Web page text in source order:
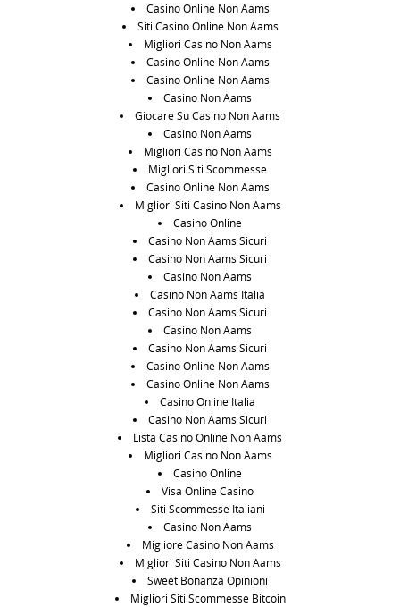
Casino Online Non Aams
Siti Casino Online Non Aams
Migliori Casino Non Aams
Casino Online Non Aams
Casino Online Non Aams
Casino Non Aams
Giocare Su Casino Non Aams
Casino Non Aams
Migliori Casino Non Aams
Migliori Siti Scommesse
Casino Online Non Aams
Migliori Siti Casino Non Aams
Casino Online
Casino Non Aams Sicuri
Casino Non Aams Sicuri
Casino Non Aams
Casino Non Aams Italia
Casino Non Aams Sicuri
Casino Non Aams
Casino Non Aams Sicuri
Casino Online Non Aams
Casino Online Non Aams
Casino Online Italia
Casino Non Aams Sicuri
Lista Casino Online Non Aams
Migliori Casino Non Aams
Casino Online
Visa Online Casino
Siti Scommesse Italiani
Casino Non Aams
Migliore Casino Non Aams
Migliori Siti Casino Non Aams
Sweet Bonanza Opinioni
Migliori Siti Scommesse Bitcoin